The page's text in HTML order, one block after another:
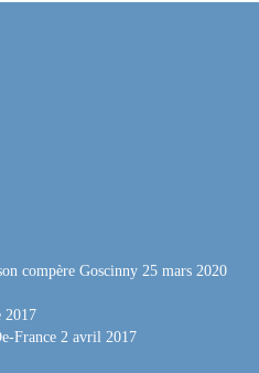
compère Goscinny 25 mars 2020
2017
France 2 avril 2017